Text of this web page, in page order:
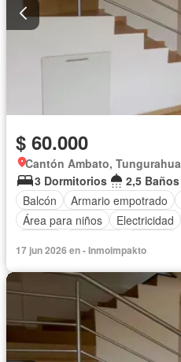
$ 60.000
Cantón Ambato, Tungurahua
3 Dormitorios
2,5 Baños
Balcón
Armario empotrado
Área para niños
Electricidad
17 jun 2026 en - Inmoimpakto